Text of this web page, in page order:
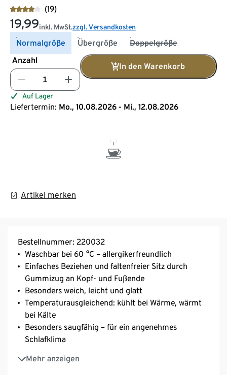
(19)
19,99inkl. MwSt.zzgl. Versandkosten
Normalgröße Übergröße
Doppelgröße
Anzahl
In den Warenkorb
Auf Lager
Liefertermin: Mo., 10.08.2026 - Mi., 12.08.2026
Artikel merken
Bestellnummer: 220032
Waschbar bei 60 °C – allergikerfreundlich
Einfaches Beziehen und faltenfreier Sitz durch
Gummizug an Kopf- und Fußende
Besonders weich, leicht und glatt
Temperaturausgleichend: kühlt bei Wärme, wärmt
bei Kälte
Besonders saugfähig – für ein angenehmes
Schlafklima
Mehr anzeigen
Geeignet für Matratzen mit einer Höhe von bis zu